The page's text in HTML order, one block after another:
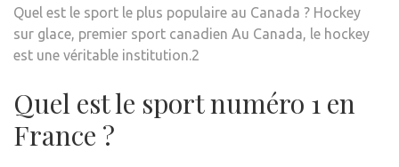
Quel est le sport le plus populaire au Canada ? Hockey
sur glace, premier sport canadien Au Canada, le hockey
est une véritable institution.2
Quel est le sport numéro 1 en
France ?